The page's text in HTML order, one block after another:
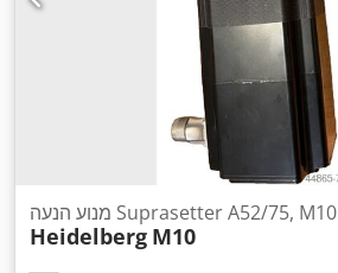
מנוע הנעה Suprasetter A52/75, M10
Heidelberg M10